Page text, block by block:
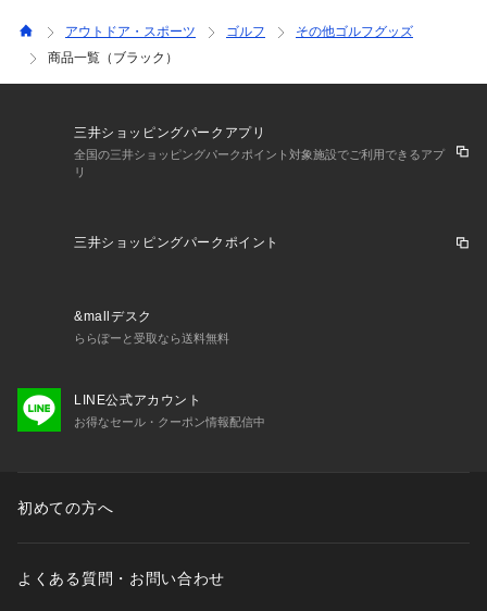
アウトドア・スポーツ ゴルフ
その他ゴルフグッズ
商品一覧（ブラック）
三井ショッピングパークアプリ
全国の三井ショッピングパークポイント対象施設でご利用できるアプ
リ
三井ショッピングパークポイント
&mallデスク
ららぽーと受取なら送料無料
LINE公式アカウント
お得なセール・クーポン情報配信中
初めての方へ
よくある質問・お問い合わせ